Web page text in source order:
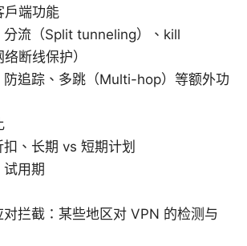
户端功能
分流（Split tunneling）、kill
断线保护）
防追踪、多跳（Multi-hop）等额外功
、长期 vs 短期计划
用期
对拦截：某些地区对 VPN 的检测与